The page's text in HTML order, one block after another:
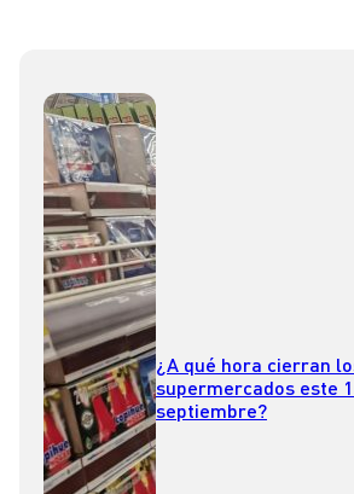
¿A qué hora cierran
supermercados este
septiembre?